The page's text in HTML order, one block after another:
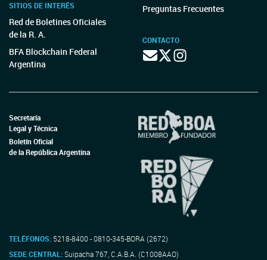
SITIOS DE INTERÉS
Red de Boletines Oficiales
de la R. A.
BFA Blockchain Federal
Argentina
Preguntas Frecuentes
CONTACTO
Secretaría
Legal y Técnica
Boletín Oficial
de la República Argentina
TELÉFONOS: 5218-8400 - 0810-345-BORA (2672)
SEDE CENTRAL:Suipacha 767, C.A.B.A. (C1008AAO)